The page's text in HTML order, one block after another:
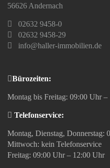
56626 Andernach
02632 9458-0
02632 9458-29
info@haller-immobilien.de
Bürozeiten:
Montag bis Freitag: 09:00 Uhr
Telefonservice:
Montag, Dienstag, Donnerstag:
Mittwoch: kein Telefonservice
Freitag: 09:00 Uhr – 12:00 Uhr